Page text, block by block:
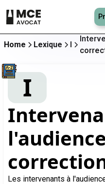
Home Lexique I
I
l'audience
Les intervenants à